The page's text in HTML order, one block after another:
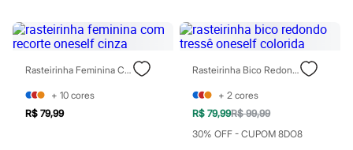
Camisetas
Calças
Calçados
Moda íntima
Cuecas
Meias
Pijamas
Rasteirinha Feminina Com Recorte Oneself Cinza
+ 10 cores
R$ 79,99
Rasteirinha Bico Redondo Tressê Oneself Colorida
+ 2 cores
R$ 79,99R$ 99,99
30% OFF - CUPOM 8DO8